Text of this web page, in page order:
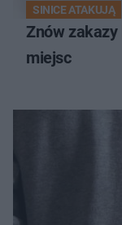
SINICE ATAKUJĄ
Znów
miejsc